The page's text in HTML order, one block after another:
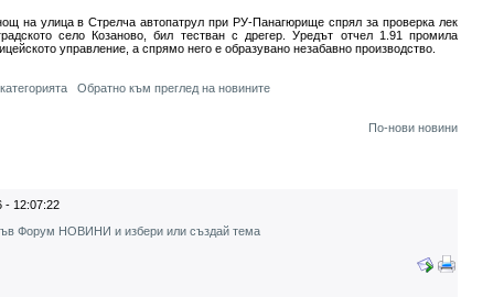
на улица в Стрелча автопатрул при РУ-Панагюрище спрял за проверка лек
село Козаново, бил тестван с дрегер. Уредът отчел 1.91 промила
управление, а спрямо него е образувано незабавно производство.
Обратно към преглед на новините
По-нови новини
- 12:07:22
Форум НОВИНИ и избери или създай тема